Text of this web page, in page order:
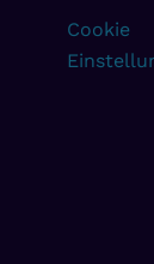
Cookie